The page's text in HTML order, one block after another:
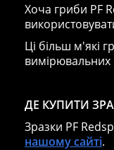
Хоча гриби PF
Ці більш м'які
вимірювальних
ДЕ КУПИТИ
Зразки PF
нашому сайті.